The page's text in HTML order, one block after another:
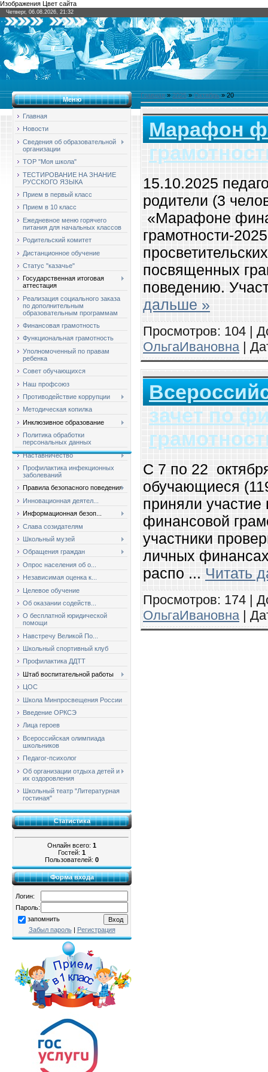
Изображения Цвет сайта
Четверг, 06.08.2026, 21:32
Меню
Главная
Новости
Сведения об образовательной
организации
ТОР "Моя школа"
ТЕСТИРОВАНИЕ НА ЗНАНИЕ
РУССКОГО ЯЗЫКА
Прием в первый класс
Прием в 10 класс
Ежедневное меню горячего
питания для начальных классов
Родительский комитет
Дистанционное обучение
Статус "казачье"
Государственная итоговая
аттестация
Реализация социального заказа
по дополнительным
образовательным программам
Финансовая грамотность
Функциональная грамотность
Уполномоченный по правам
ребенка
Совет обучающихся
Наш профсоюз
Противодействие коррупции
Методическая копилка
Инклюзивное образование
Политика обработки
персональных данных
Наставничество
Профилактика инфекционных
заболеваний
Правила безопасного поведения
Инновационная деятел...
Информационная безоп...
Слава созидателям
Школьный музей
Обращения граждан
Опрос населения об о...
Независимая оценка к...
Целевое обучение
Об оказании содейств...
О бесплатной юридической
помощи
Навстречу Великой По...
Школьный спортивный клуб
Профилактика ДДТТ
Штаб воспитательной работы
ЦОС
Школа Минпросвещения России
Введение ОРКСЭ
Лица героев
Всероссийская олимпиада
школьников
Педагог-психолог
Об организации отдыха детей и
их оздоровления
Школьный театр "Литературная
гостиная"
Статистика
Онлайн всего: 1
Гостей: 1
Пользователей: 0
Форма входа
Логин:
Пароль:
запомнить
Забыл пароль| Регистрация
Главная»2025 » Октябрь » 20
Марафон
15.10.2025
родители (3
«Марафоне
грамотности-
посвященных
поведению.
дальше »
Просмотров: 104 |
ОльгаИвановна |
зачет по
С 7 по 22
обучающиеся
приняли
финансовой
участники
личных
распо ... Читать
Просмотров: 174 |
ОльгаИвановна |